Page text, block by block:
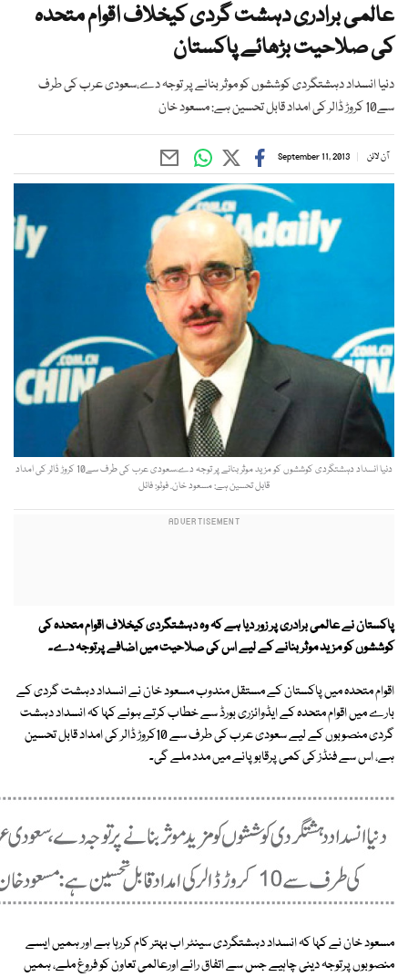
عالمی برادری دہشت گردی کیخلاف اقوام متحدہ
کی صلاحیت بڑھائے پاکستان
دنیا انسداد دہشتگردی کوششوں کو موثر بنانے پر توجہ دے،سعودی عرب کی طرف
سے10 کروڑ ڈالر کی امداد قابل تحسین ہے: مسعود خان
آن لائن September 11, 2013
دنیا انسداد دہشتگردی کوششوں کو مزید موثر بنانے پر توجہ دے،سعودی عرب کی طرف سے10 کروڑ ڈالر کی امداد
قابل تحسین ہے: مسعود خان. فوٹو: فائل
پاکستان نے عالمی برادری پر زور دیا ہے کہ وہ دہشتگردی کیخلاف اقوام متحدہ کی
کوششوں کو مزید موثر بنانے کے لیے اس کی صلاحیت میں اضافے پرتوجہ دے۔
اقوام متحدہ میں پاکستان کے مستقل مندوب مسعود خان نے انسداد دہشت گردی کے
بارے میں اقوام متحدہ کے ایڈوائزری بورڈ سے خطاب کرتے ہوئے کہا کہ انسداد دہشت
گردی منصوبوں کے لیے سعودی عرب کی طرف سے 10کروڑ ڈالر کی امداد قابل تحسین
ہے، اس سے فنڈز کی کمی پرقابو پانے میں مدد ملے گی۔
مسعود خان نے کہا کہ انسداد دہشتگردی سینٹر اب بہتر کام کررہا ہے اور ہمیں ایسے
منصوبوں پرتوجہ دینی چاہیے جس سے اتفاق رائے اورعالمی تعاون کو فروغ ملے، ہمیں